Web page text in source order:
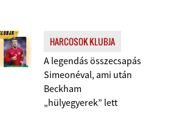
HARCOSOK KLUBJA
A legendás összecsapás
Simeonéval, ami után
Beckham
„hülyegyerek” lett